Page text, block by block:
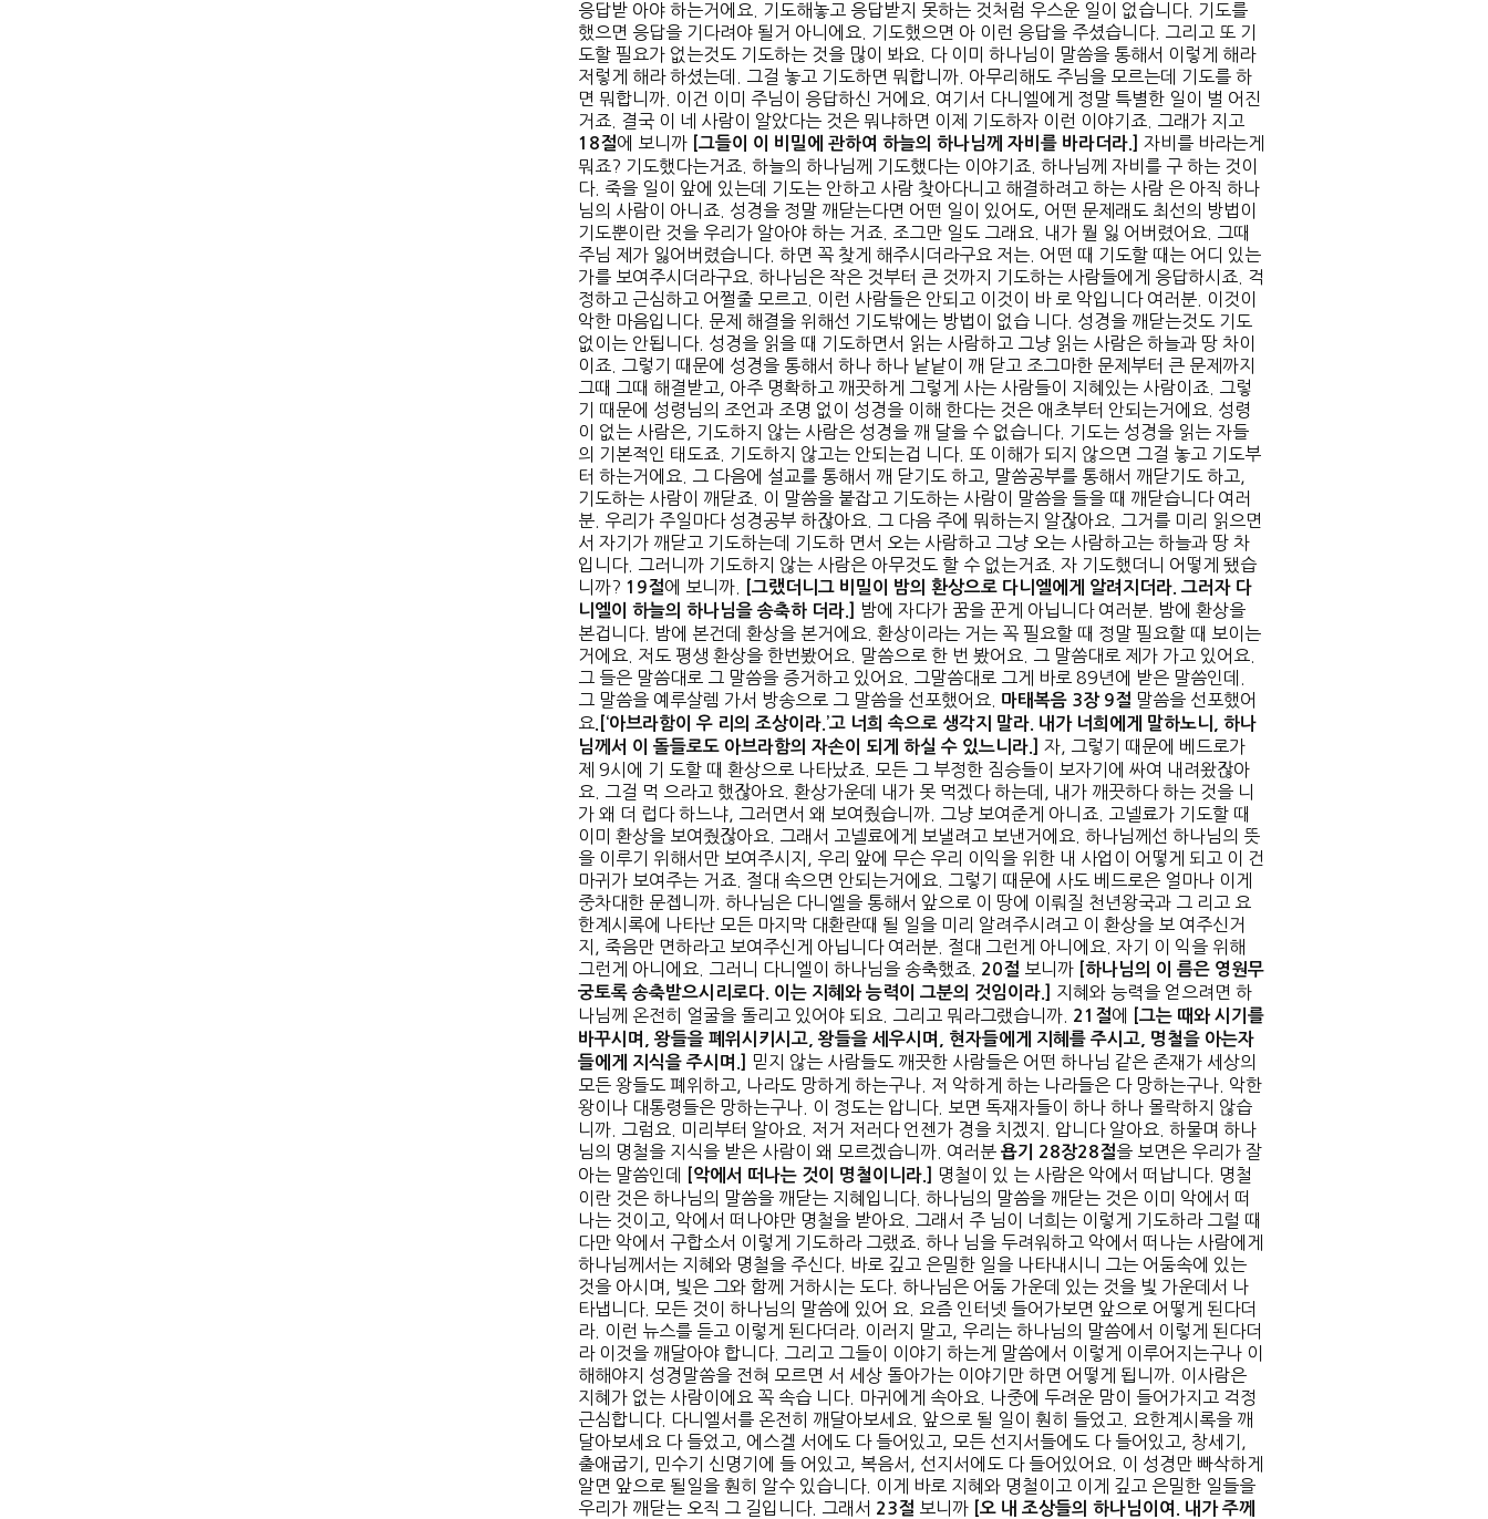
응답받 아야 하는거에요. 기도해놓고 응답받지 못하는 것처럼 우스운 일이 없습니다. 기도를
했으면 응답을 기다려야 될거 아니에요. 기도했으면 아 이런 응답을 주셨습니다. 그리고 또 기
도할 필요가 없는것도 기도하는 것을 많이 봐요. 다 이미 하나님이 말씀을 통해서 이렇게 해라
저렇게 해라 하셨는데. 그걸 놓고 기도하면 뭐합니까. 아무리해도 주님을 모르는데 기도를 하
면 뭐합니까. 이건 이미 주님이 응답하신 거에요. 여기서 다니엘에게 정말 특별한 일이 벌 어진
거죠. 결국 이 네 사람이 알았다는 것은 뭐냐하면 이제 기도하자 이런 이야기죠. 그래가 지고
18절에 보니까 그들이 이 비밀에 관하여 하늘의 하나님께 자비를 바라더라
자비를 바라는게
뭐죠? 기도했다는거죠. 하늘의 하나님께 기도했다는 이야기죠. 하나님께 자비를 구 하는 것이
다. 죽을 일이 앞에 있는데 기도는 안하고 사람 찾아다니고 해결하려고 하는 사람 은 아직 하나
님의 사람이 아니죠. 성경을 정말 깨닫는다면 어떤 일이 있어도, 어떤 문제래도 최선의 방법이
기도뿐이란 것을 우리가 알아야 하는 거죠. 조그만 일도 그래요. 내가 뭘 잃 어버렸어요. 그때
주님 제가 잃어버렸습니다. 하면 꼭 찾게 해주시더라구요 저는. 어떤 때 기도할 때는 어디 있는
가를 보여주시더라구요. 하나님은 작은 것부터 큰 것까지 기도하는 사람들에게 응답하시죠. 걱
정하고 근심하고 어쩔줄 모르고. 이런 사람들은 안되고 이것이 바 로 악입니다 여러분. 이것이
악한 마음입니다. 문제 해결을 위해선 기도밖에는 방법이 없습 니다. 성경을 깨닫는것도 기도
없이는 안됩니다. 성경을 읽을 때 기도하면서 읽는 사람하고 그냥 읽는 사람은 하늘과 땅 차이
이죠. 그렇기 때문에 성경을 통해서 하나 하나 낱낱이 깨 닫고 조그마한 문제부터 큰 문제까지
그때 그때 해결받고, 아주 명확하고 깨끗하게 그렇게 사는 사람들이 지혜있는 사람이죠. 그렇
기 때문에 성령님의 조언과 조명 없이 성경을 이해 한다는 것은 애초부터 안되는거에요. 성령
이 없는 사람은, 기도하지 않는 사람은 성경을 깨 달을 수 없습니다. 기도는 성경을 읽는 자들
의 기본적인 태도죠. 기도하지 않고는 안되는겁 니다. 또 이해가 되지 않으면 그걸 놓고 기도부
터 하는거에요. 그 다음에 설교를 통해서 깨 닫기도 하고, 말씀공부를 통해서 깨닫기도 하고,
기도하는 사람이 깨닫죠. 이 말씀을 붙잡고 기도하는 사람이 말씀을 들을 때 깨닫습니다 여러
분. 우리가 주일마다 성경공부 하잖아요. 그 다음 주에 뭐하는지 알잖아요. 그거를 미리 읽으면
서 자기가 깨닫고 기도하는데 기도하 면서 오는 사람하고 그냥 오는 사람하고는 하늘과 땅 차
입니다. 그러니까 기도하지 않는 사람은 아무것도 할 수 없는거죠. 자 기도했더니 어떻게 됐습
니까? 19절에 보니까. 그랬더니 그 비밀이 밤의 환상으로 다니엘에게 알려지더라 그러자 다
니엘이 하늘의 하나님을 송축하 더라
밤에 자다가 꿈을 꾼게 아닙니다 여러분. 밤에 환상을
본겁니다. 밤에 본건데 환상을 본거에요. 환상이라는 거는 꼭 필요할 때 정말 필요할 때 보이는
거에요. 저도 평생 환상을 한번봤어요. 말씀으로 한 번 봤어요. 그 말씀대로 제가 가고 있어요.
그 들은 말씀대로 그 말씀을 증거하고 있어요. 그말씀대로 그게 바로 89년에 받은 말씀인데.
그 말씀을 예루살렘 가서 방송으로 그 말씀을 선포했어요. 마태복음 3장9절 말씀을 선포했어
요
.[‘아브라함이 우 리의 조상이라 .’고 너희 속으로 생각지 말라 내가 너희에게 말하노니
하나
님께서 이 돌들로도 아브라함의 자손이 되게 하실 수 있느니라
자, 그렇기 때문에 베드로가
제 9시에 기 도할 때 환상으로 나타났죠. 모든 그 부정한 짐승들이 보자기에 싸여 내려왔잖아
요. 그걸 먹 으라고 했잖아요. 환상가운데 내가 못 먹겠다 하는데, 내가 깨끗하다 하는 것을 니
가 왜 더 럽다 하느냐, 그러면서 왜 보여줬습니까. 그냥 보여준게 아니죠. 고넬료가 기도할 때
이미 환상을 보여줬잖아요. 그래서 고넬료에게 보낼려고 보낸거에요. 하나님께선 하나님의 뜻
을 이루기 위해서만 보여주시지, 우리 앞에 무슨 우리 이익을 위한 내 사업이 어떻게 되고 이 건
마귀가 보여주는 거죠. 절대 속으면 안되는거에요. 그렇기 때문에 사도 베드로은 얼마나 이게
중차대한 문젭니까. 하나님은 다니엘을 통해서 앞으로 이 땅에 이뤄질 천년왕국과 그 리고 요
한계시록에 나타난 모든 마지막 대환란때 될 일을 미리 알려주시려고 이 환상을 보 여주신거
지, 죽음만 면하라고 보여주신게 아닙니다 여러분. 절대 그런게 아니에요. 자기 이 익을 위해
그런게 아니에요. 그러니 다니엘이 하나님을 송축했죠. 20절 보니까 하나님의 이
름은 영원무
궁토록 송축받으시리로다 이는 지혜와 능력이 그분의 것임이라
지혜와 능력을 얻으려면 하
나님께 온전히 얼굴을 돌리고 있어야 되요. 그리고 뭐라그랬습니까. 21 절에 그는 때와 시기를
바꾸시며
왕들을 폐위시키시고 왕들을 세우시며 현자들에게 지혜를 주시 고
명철을 아는자
들에게 지식을 주시며
믿지 않는 사람들도 깨끗한 사람들은 어떤 하나님 같은 존재가 세상의
모든 왕들도 폐위하고, 나라도 망하게 하는구나. 저 악하게 하는 나라들은 다 망하는구나. 악한
왕이나 대통령들은 망하는구나. 이 정도는 압니다. 보면 독재자들이 하나 하나 몰락하지 않습
니까. 그럼요. 미리부터 알아요. 저거 저러다 언젠가 경을 치겠지. 압니다 알아요. 하물며 하나
님의 명철을 지식을 받은 사람이 왜 모르겠습니까. 여러분 욥기 28장28절을 보면은 우리가 잘
아는 말씀인데
악에서 떠나는 것이 명철이니라
명철이 있 는 사람은 악에서 떠납니다. 명철
이란 것은 하나님의 말씀을 깨닫는 지혜입니다. 하나님의 말씀을 깨닫는 것은 이미 악에서 떠
나는 것이고, 악에서 떠나야만 명철을 받아요. 그래서 주 님이 너희는 이렇게 기도하라 그럴 때
다만 악에서 구합소서 이렇게 기도하라 그랬죠. 하나 님을 두려워하고 악에서 떠나는 사람에게
하나님께서는 지혜와 명철을 주신다. 바로 깊고 은밀한 일을 나타내시니 그는 어둠속에 있는
것을 아시며, 빛은 그와 함께 거하시는 도다. 하나님은 어둠 가운데 있는 것을 빛 가운데서 나
타냅니다. 모든 것이 하나님의 말씀에 있어 요. 요즘 인터넷 들어가보면 앞으로 어떻게 된다더
라. 이런 뉴스를 듣고 이렇게 된다더라. 이러지 말고, 우리는 하나님의 말씀에서 이렇게 된다더
라 이것을 깨달아야 합니다. 그리고 그들이 이야기 하는게 말씀에서 이렇게 이루어지는구나 이
해해야지 성경말씀을 전혀 모르면 서 세상 돌아가는 이야기만 하면 어떻게 됩니까. 이사람은
지혜가 없는 사람이에요 꼭 속습 니다. 마귀에게 속아요. 나중에 두려운 맘이 들어가지고 걱정
근심합니다. 다니엘서를 온전히 깨달아보세요. 앞으로 될 일이 훤히 들었고. 요한계시록을 깨
달아보세요 다 들었고, 에스겔 서에도 다 들어있고, 모든 선지서들에도 다 들어있고, 창세기,
출애굽기, 민수기 신명기에 들 어있고, 복음서, 선지서에도 다 들어있어요. 이 성경만 빠삭하게
알면 앞으로 될일을 훤히 알수 있습니다. 이게 바로 지혜와 명철이고 이게 깊고 은밀한 일들을
우리가 깨닫는 오직 그 길입니다. 그래서 23절 보니까 오 내 조상들의 하나님이여
내가 주께